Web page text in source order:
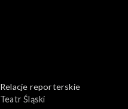
Relacje reporterskie
Teatr Śląski